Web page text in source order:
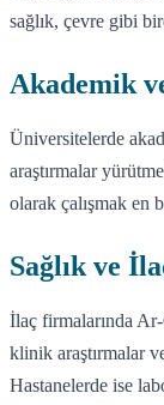
sağlık, çevre gibi
Akademik
Üniversitelerde
araştırmalar
olarak çalışmak en
Sağlık ve
İlaç firmalarında
klinik araştırmalar
Hastanelerde ise